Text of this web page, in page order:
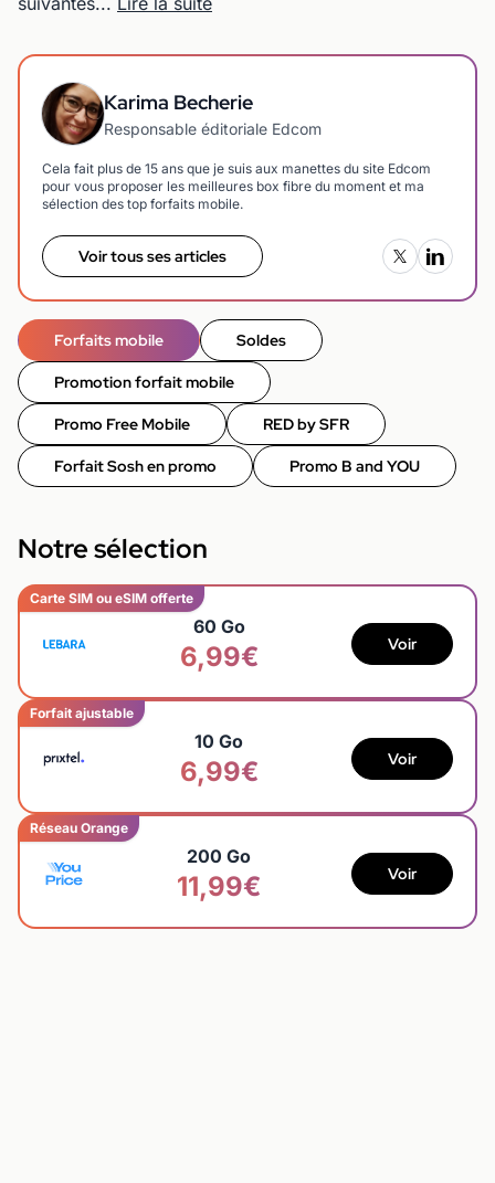
Karima Becherie
Responsable éditoriale Edcom
Cela fait plus de 15 ans que je suis aux manettes du site Edcom
pour vous proposer les meilleures box fibre du moment et ma
sélection des top forfaits mobile.
Voir tous ses articles
Forfaits mobile Soldes
Promotion forfait mobile
Promo Free Mobile RED by SFR
Forfait Sosh en promo Promo B and YOU
Notre sélection
Carte SIM ou eSIM offerte
60 Go
6,99€ Voir
Forfait ajustable
10 Go
6,99€ Voir
Réseau Orange
200 Go
11,99€ Voir